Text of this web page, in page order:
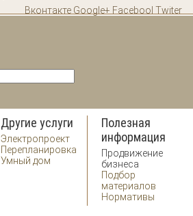
Вконтакте Google+ Facebool Twiter
Другие услуги
Электропроект
Перепланировка
Умный дом
Полезная
информация
Продвижение
бизнеса
Подбор
материалов
Нормативы